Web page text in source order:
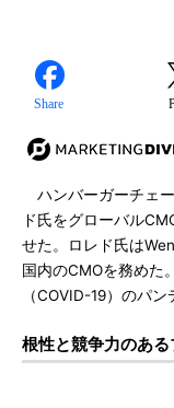
Share
ハンバーガーチェ
ド氏をグローバル
せた。ロレド氏は
国内のCMOを務めた
（COVID-19）のパ
根性と競争力のあ